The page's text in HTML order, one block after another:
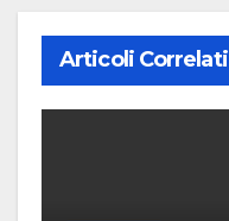
Articoli Correlati